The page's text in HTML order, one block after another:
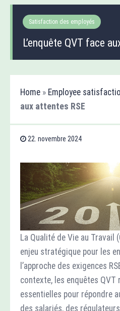
Satisfaction des employés
L’enquête QVT face
Home » Employee
aux attentes RSE
22. novembre 2024
La Qualité de Vie au Travail
enjeu stratégique pour les
l’approche des exigences
contexte, les enquêtes QVT
essentielles pour répondre
des salariés, des